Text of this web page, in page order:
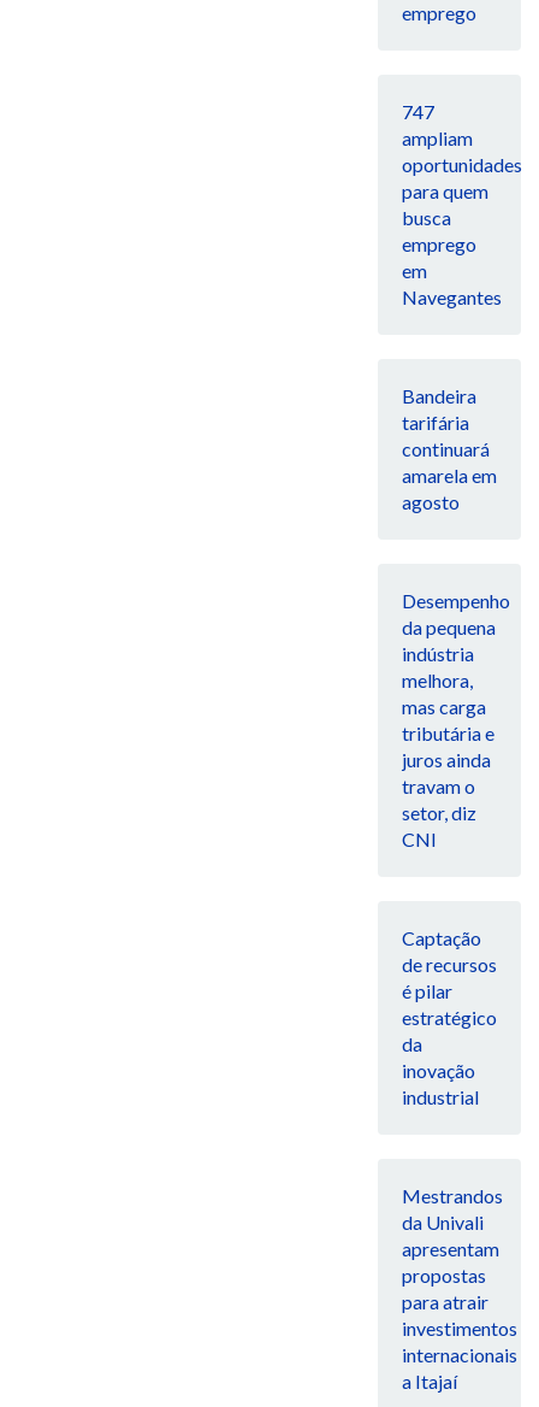
emprego
747
ampliam
oportunidades
para quem
busca
emprego
em
Navegantes
Bandeira
tarifária
continuará
amarela em
agosto
Desempenho
da pequena
indústria
melhora,
mas carga
tributária e
juros ainda
travam o
setor, diz
CNI
Captação
de recursos
é pilar
estratégico
da
inovação
industrial
Mestrandos
da Univali
apresentam
propostas
para atrair
investimentos
internacionais
a Itajaí